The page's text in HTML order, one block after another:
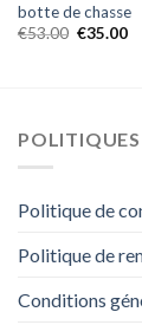
botte de chasse
€53.00 €35.00
POLITIQUES
Politique de
Politique de
Conditions